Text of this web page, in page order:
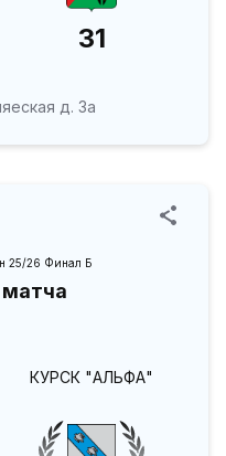
31
д. 3а
25/26 Финал Б
матча
КУРСК "АЛЬФА"